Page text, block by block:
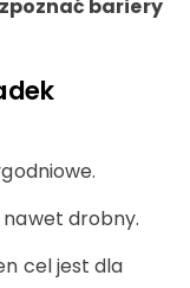
bariery
nawet drobny.
cel jest dla